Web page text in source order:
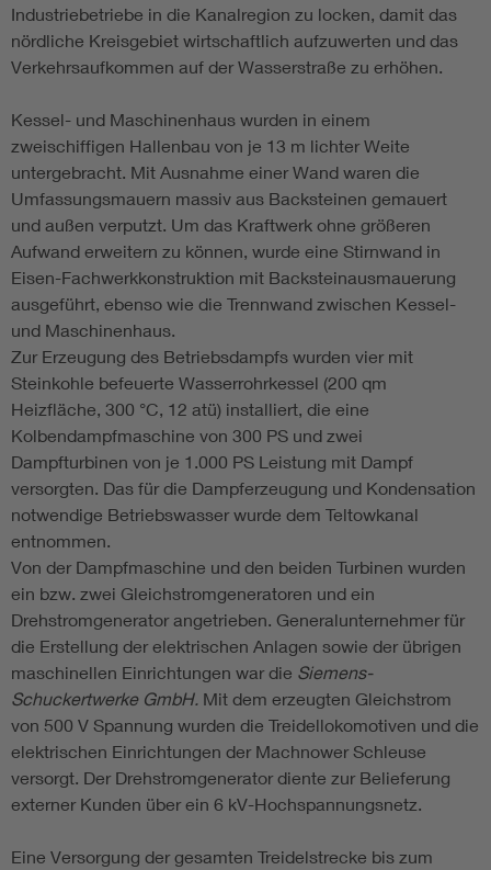
Industriebetriebe in die Kanalregion zu locken, damit das
nördliche Kreisgebiet wirtschaftlich aufzuwerten und das
Verkehrsaufkommen auf der Wasserstraße zu erhöhen.
Kessel- und Maschinenhaus wurden in einem
zweischiffigen Hallenbau von je 13 m lichter Weite
untergebracht. Mit Ausnahme einer Wand waren die
Umfassungsmauern massiv aus Backsteinen gemauert
und außen verputzt. Um das Kraftwerk ohne größeren
Aufwand erweitern zu können, wurde eine Stirnwand in
Eisen-Fachwerkkonstruktion mit Backsteinausmauerung
ausgeführt, ebenso wie die Trennwand zwischen Kessel-
und Maschinenhaus.
Zur Erzeugung des Betriebsdampfs wurden vier mit
Steinkohle befeuerte Wasserrohrkessel (200 qm
Heizfläche, 300 °C, 12 atü) installiert, die eine
Kolbendampfmaschine von 300 PS und zwei
Dampfturbinen von je 1.000 PS Leistung mit Dampf
versorgten. Das für die Dampferzeugung und Kondensation
notwendige Betriebswasser wurde dem Teltowkanal
entnommen.
Von der Dampfmaschine und den beiden Turbinen wurden
ein bzw. zwei Gleichstromgeneratoren und ein
Drehstromgenerator angetrieben. Generalunternehmer für
die Erstellung der elektrischen Anlagen sowie der übrigen
maschinellen Einrichtungen war die Siemens-
Schuckertwerke GmbH. Mit dem erzeugten Gleichstrom
von 500 V Spannung wurden die Treidellokomotiven und die
elektrischen Einrichtungen der Machnower Schleuse
versorgt. Der Drehstromgenerator diente zur Belieferung
externer Kunden über ein 6 kV-Hochspannungsnetz.
Eine Versorgung der gesamten Treidelstrecke bis zum